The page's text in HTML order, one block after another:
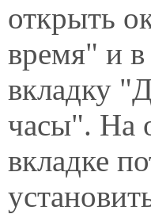
открыть
время" и
вкладку
часы". На
вкладке